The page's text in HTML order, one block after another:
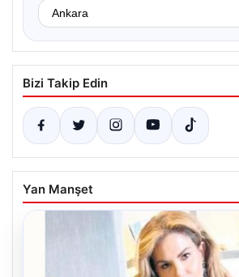
Bizi Takip Edin
Yan Manşet